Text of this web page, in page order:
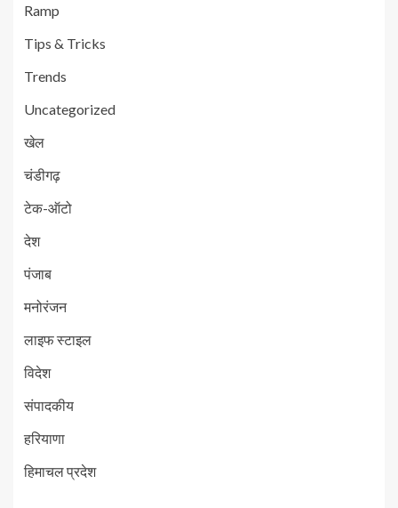
Ramp
Tips & Tricks
Trends
Uncategorized
खेल
चंडीगढ़
टेक-ऑटो
देश
पंजाब
मनोरंजन
लाइफ स्टाइल
विदेश
संपादकीय
हरियाणा
हिमाचल प्रदेश